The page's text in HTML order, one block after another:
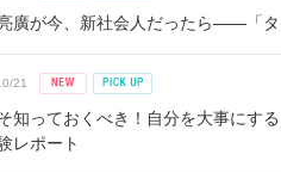
廣が今、新社会人だったら――「タ
21
知っておくべき！自分を大事にす
レポート